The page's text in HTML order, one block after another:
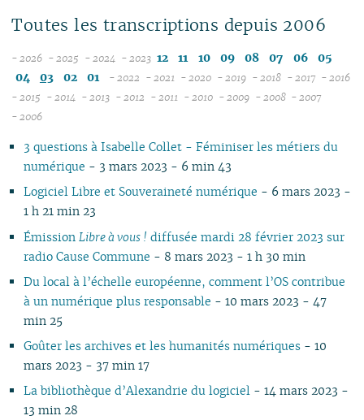
Toutes les transcriptions depuis 2006
- 2026
08
04
03
02
01
- 2025
12
08
07
06
05
03
02
01
- 2024
08
07
06
03
02
01
- 2023 12 11 10 09 08 07 06
05
04
03 02 01 - 2022
09
08
07
05
04
03
02
01
- 2021
09
08
07
04
03
02
01
- 2020
09
08
07
04
03
02
01
- 2019
09
07
04
03
02
01
- 2018
09
07
04
03
02
01
- 2017
09
07
04
02
01
- 2016
- 2015
10
09
08
07
05
04
03
02
- 2014
10
09
08
07
04
03
02
- 2013
09
08
04
- 2012
09
08
07
03
- 2011
10
09
08
05
04
03
- 2010
10
09
08
05
04
03
02
- 2009 - 2008
10
01
- 2007
- 2006
3 questions à Isabelle Collet - Féminiser les métiers du
numérique - 3 mars 2023 - 6 min 43
Logiciel Libre et Souveraineté numérique - 6 mars 2023 -
1 h 21 min 23
Émission Libre à vous ! diffusée mardi 28 février 2023 sur
radio Cause Commune - 8 mars 2023 - 1 h 30 min
Du local à l’échelle européenne, comment l’OS contribue
à un numérique plus responsable - 10 mars 2023 - 47
min 25
Goûter les archives et les humanités numériques- 10
mars 2023 - 37 min 17
La bibliothèque d’Alexandrie du logiciel- 14 mars 2023 -
13 min 28